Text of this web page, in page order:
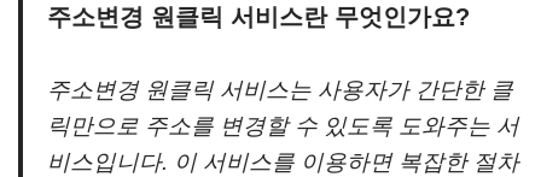
주소변경 원클릭 서비스란 무엇인가요?
주소변경 원클릭 서비스는 사용자가 간단한 클
릭만으로 주소를 변경할 수 있도록 도와주는 서
비스입니다. 이 서비스를 이용하면 복잡한 절차